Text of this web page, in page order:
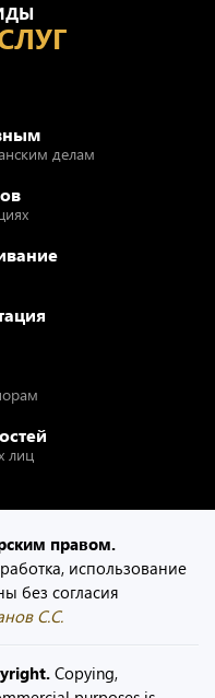
делам
лиц
правом.
использование
без согласия
С.С.
Copying,